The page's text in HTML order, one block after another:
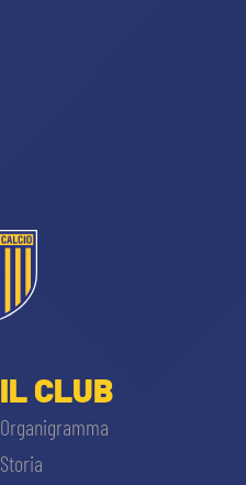
IL CLUB
Organigramma
Storia